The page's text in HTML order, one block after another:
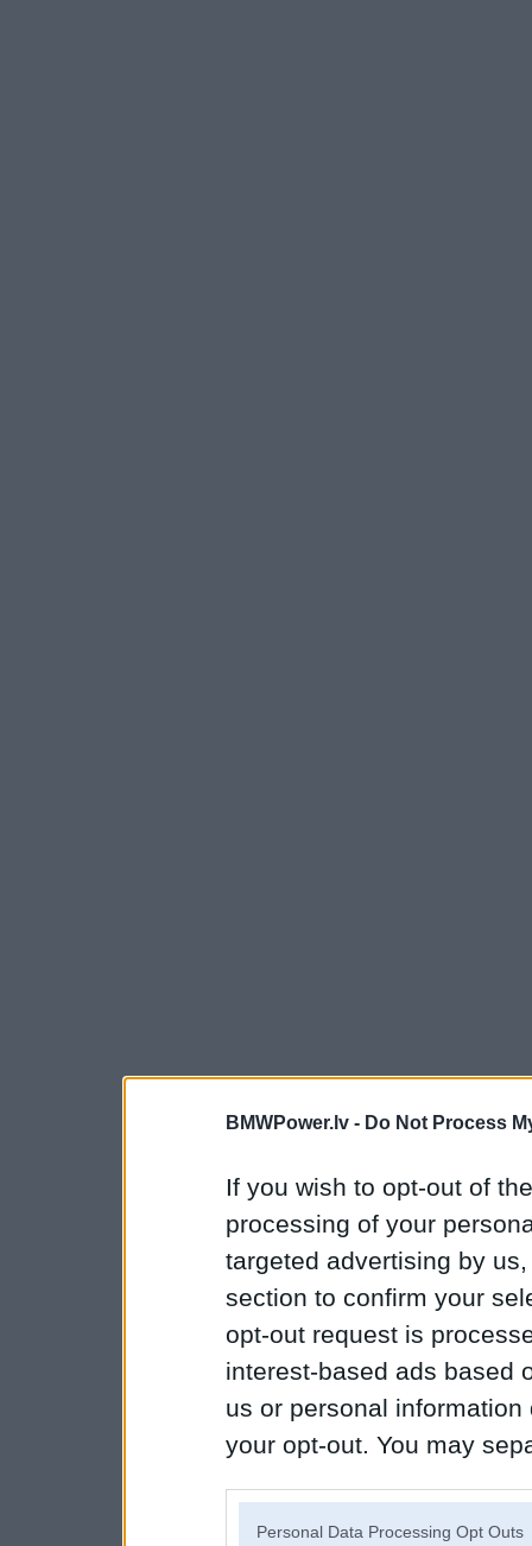
BMWPower.lv - Do Not Process
If you wish to opt-out of
processing of your
targeted advertising by
section to confirm your
opt-out request is
interest-based ads based
us or personal
your opt-out. You may
Personal Data Processing Opt Outs